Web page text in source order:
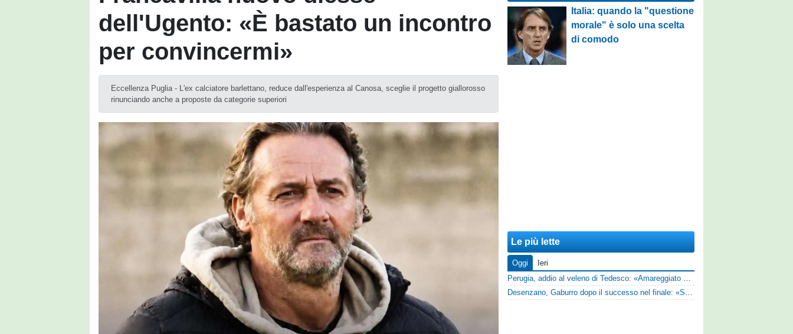
dell'Ugento: «È bastato un incontro
per convincermi»
Eccellenza Puglia - L'ex calciatore barlettano, reduce dall'esperienza al Canosa, sceglie il progetto giallorosso
rinunciando anche a proposte da categorie superiori
Italia: quando la "questione
morale" è solo una scelta
di comodo
Le più lette
Oggi
Ieri
Perugia, addio al veleno di Tedesco: «Amareggiato dalle parole di Alessandro Gaucci, mi hanno ferito umanamente»
Desenzano, Gaburro dopo il successo nel finale: «Sapevamo che avremmo sofferto, ma si è vista la voglia di vincere»